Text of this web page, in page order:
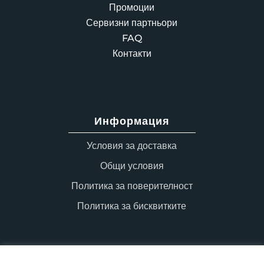
Промоции
Сервизни партньори
FAQ
Контакти
Информация
Условия за доставка
Общи условия
Политика за поверителност
Политика за бисквитките